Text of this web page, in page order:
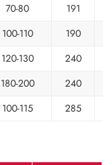
70-80 191
100-110 190
120-130 240
180-200 240
100-115 285